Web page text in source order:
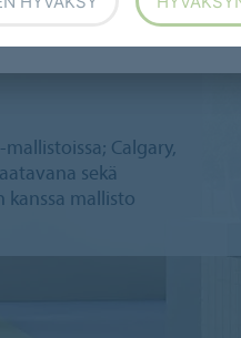
Calgary,
sekä
mallisto